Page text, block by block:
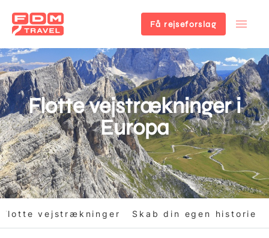
Gå
til
hovedindhold
Få rejseforslag
Flotte vejstrækninger i
Europa
Flotte vejstrækninger Skab din egen historie